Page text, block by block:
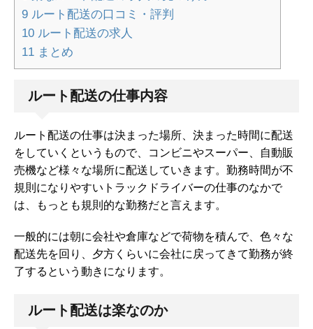
9 ルート配送の口コミ・評判
10 ルート配送の求人
11 まとめ
ルート配送の仕事内容
ルート配送の仕事は決まった場所、決まった時間に配送
をしていくというもので、コンビニやスーパー、自動販
売機など様々な場所に配送していきます。勤務時間が不
規則になりやすいトラックドライバーの仕事のなかで
は、もっとも規則的な勤務だと言えます。
一般的には朝に会社や倉庫などで荷物を積んで、色々な
配送先を回り、夕方くらいに会社に戻ってきて勤務が終
了するという動きになります。
ルート配送は楽なのか